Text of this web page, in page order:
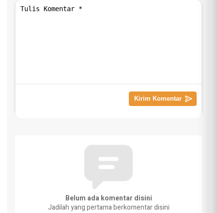
Belum ada komentar disini
Jadilah yang pertama berkomentar disini